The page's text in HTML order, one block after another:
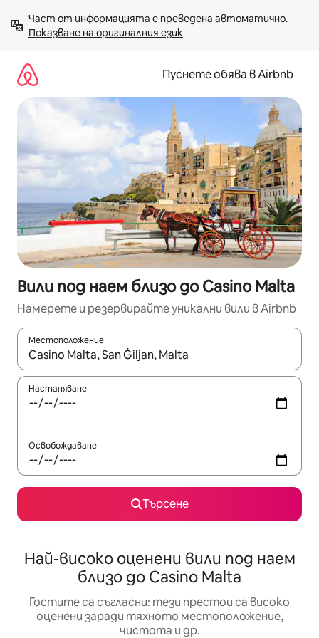
към
съдържанието
Показване на оригиналния език
Пуснете обява в Airbnb
Вили под наем близо до Casino Malta
Намерете и резервирайте уникални вили в Airbnb
Местоположение
Когато резултатите се покажат, използвайте
Настаняване
Освобождаване
Търсене
Най-високо оценени вили под наем
близо до Casino Malta
Гостите са съгласни: тези престои са високо
оценени заради тяхното местоположение,
чистота и др.